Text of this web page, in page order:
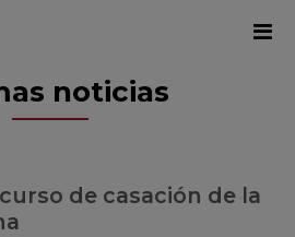
noticias
de casación de la